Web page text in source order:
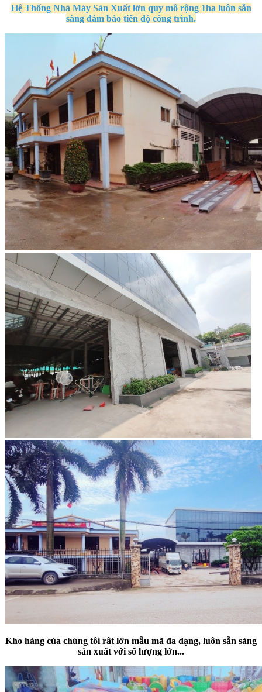
Hệ Thống Nhà Máy Sản Xuấtlớn quy môrộng 1ha luôn sẵn
sàng đảm bảo tiến độ công trình.
Kho hàng của chúng tôi rât lớn mẫu mã đa dạng, luôn sẵn sàng
sản xuất với số lượng lớn...